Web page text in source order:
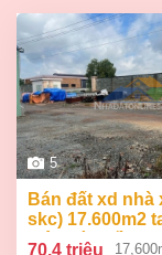
5
bán đất xd nhà xưởng (
skc) 17.600m2
biên hòa đồng
70.4 triệu